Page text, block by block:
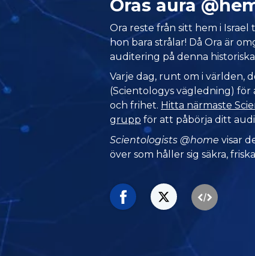
Oras aura
Ora reste från sitt hem i Israel
hon bara strålar! Då Ora är
auditering på denna
Varje dag, runt om i världen,
(Scientologys vägledning)
och frihet. Hitta närmaste
grupp för att påbörja ditt
Scientologists @home visar
över som håller sig säkra,